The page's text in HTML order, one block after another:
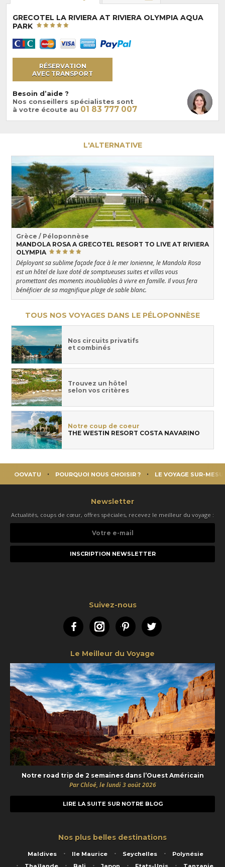
GRECOTEL LA RIVIERA AT RIVIERA OLYMPIA AQUA
PARK
RÉSERVATION
AVEC TRANSPORT
Besoin d’aide ?
Nos conseillers spécialistes sont
à votre écoute au 01 83 777 007
L'ALTERNATIVE
Grèce / Péloponnèse
MANDOLA ROSA A GRECOTEL RESORT TO LIVE AT RIVIERA
OLYMPIA
Déployant sa sublime façade face à le mer Ionienne, le Mandola Rosa
est un hôtel de luxe doté de somptueuses suites et villas vous
promettant des moments inoubliables à vivre en famille. Il vous fera
bénéficier de sa magnifique plage de sable blanc.
TOUS NOS VOYAGES DANS LE PÉLOPONNÈSE
Nos circuits privatifs
et combinés
Trouvez un hôtel
selon vos critères
Notre coup de coeur
THE WESTIN RESORT COSTA NAVARINO
OOVATU POURQUOI NOUS CHOISIR ? LE VOYAGE SUR-
Newsletter
Actualités, coups de cœur, offres spéciales, recevez le meilleur du voyage :
e-
Suivez-nous
FacebookInstagramPinterestTwitter
Le Meilleur du Voyage
Notre road trip de 2 semaines dans l’Ouest Américain
Par Chloé, le lundi 3 août 2026
LIRE LA SUITE SUR NOTRE BLOG
Nos plus belles destinations
Maldives Ile Maurice Seychelles
Polynésie